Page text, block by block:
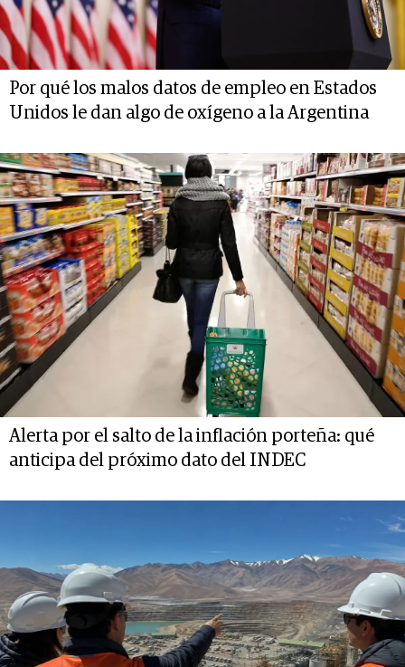
Por qué los malos datos de empleo en Estados
Unidos le dan algo de oxígeno a la Argentina
Alerta por el salto de la inflación porteña: qué
anticipa del próximo dato del INDEC